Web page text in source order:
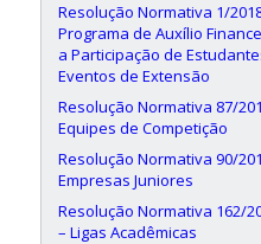
Resolução Normativa 1/
Programa de Auxílio
a Participação de
Eventos de Extensão
Resolução Normativa 87/
Equipes de Competição
Resolução Normativa 90/
Empresas Juniores
Resolução Normativa 162/
– Ligas Acadêmicas